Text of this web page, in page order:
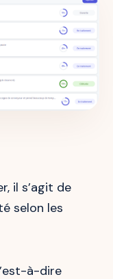
il s’agit de
selon les
à-dire